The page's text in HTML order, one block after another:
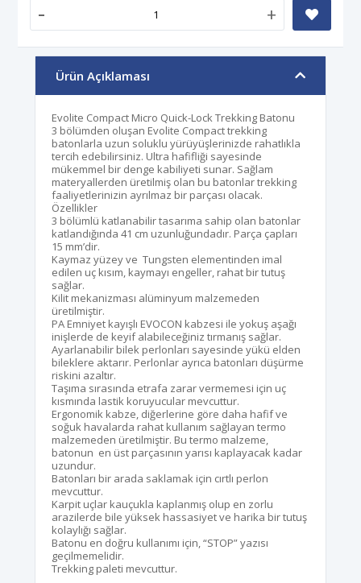
- +
Ürün Açıklaması
Evolite Compact Micro Quick-Lock Trekking Batonu
3 bölümden oluşan Evolite Compact trekking
batonlarla uzun soluklu yürüyüşlerinizde rahatlıkla
tercih edebilirsiniz. Ultra hafifliği sayesinde
mükemmel bir denge kabiliyeti sunar. Sağlam
materyallerden üretilmiş olan bu batonlar trekking
faaliyetlerinizin ayrılmaz bir parçası olacak.
Özellikler
3 bölümlü katlanabilir tasarıma sahip olan batonlar
katlandığında 41 cm uzunluğundadır. Parça çapları
15 mm’dir.
Kaymaz yüzey ve Tungsten elementinden imal
edilen uç kısım, kaymayı engeller, rahat bir tutuş
sağlar.
Kilit mekanizması alüminyum malzemeden
üretilmiştir.
PA Emniyet kayışlı EVOCON kabzesi ile yokuş aşağı
inişlerde de keyif alabileceğiniz tırmanış sağlar.
Ayarlanabilir bilek perlonları sayesinde yükü elden
bileklere aktarır. Perlonlar ayrıca batonları düşürme
riskini azaltır.
Taşıma sırasında etrafa zarar vermemesi için uç
kısmında lastik koruyucular mevcuttur.
Ergonomik kabze, diğerlerine göre daha hafif ve
soğuk havalarda rahat kullanım sağlayan termo
malzemeden üretilmiştir. Bu termo malzeme,
batonun en üst parçasının yarısı kaplayacak kadar
uzundur.
Batonları bir arada saklamak için cırtlı perlon
mevcuttur.
Karpit uçlar kauçukla kaplanmış olup en zorlu
arazilerde bile yüksek hassasiyet ve harika bir tutuş
kolaylığı sağlar.
Batonu en doğru kullanımı için, “STOP” yazısı
geçilmemelidir.
Trekking paleti mevcuttur.